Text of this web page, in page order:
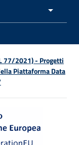
77/2021) - Progetti
Piattaforma Data